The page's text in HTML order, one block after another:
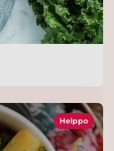
Helppo